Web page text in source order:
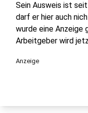
Sein Ausweis ist
darf er hier auch
wurde eine Anzeige
Arbeitgeber wird
Anzeige